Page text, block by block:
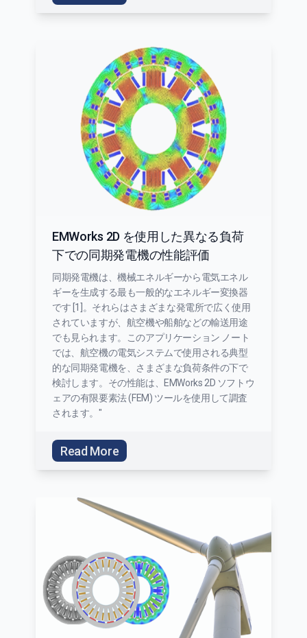
EMWorks 2D を使用した異なる負荷
下での同期発電機の性能評価
同期発電機は、機械エネルギーから電気エネル
ギーを生成する最も一般的なエネルギー変換器
です [1]。それらはさまざまな発電所で広く使用
されていますが、航空機や船舶などの輸送用途
でも見られます。このアプリケーション ノート
では、航空機の電気システムで使用される典型
的な同期発電機を、さまざまな負荷条件の下で
検討します。その性能は、EMWorks 2D ソフトウ
ェアの有限要素法 (FEM) ツールを使用して調査
されます。"
Read More